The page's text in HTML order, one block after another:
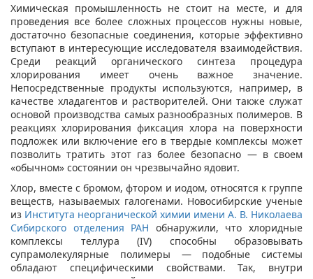
Химическая промышленность не стоит на месте, и для
проведения все более сложных процессов нужны новые,
достаточно безопасные соединения, которые эффективно
вступают в интересующие исследователя взаимодействия.
Среди реакций органического синтеза процедура
хлорирования имеет очень важное значение.
Непосредственные продукты используются, например, в
качестве хладагентов и растворителей. Они также служат
основой производства самых разнообразных полимеров. В
реакциях хлорирования фиксация хлора на поверхности
подложек или включение его в твердые комплексы может
позволить тратить этот газ более безопасно — в своем
«обычном» состоянии он чрезвычайно ядовит.
Хлор, вместе с бромом, фтором и иодом, относятся к группе
веществ, называемых галогенами. Новосибирские ученые
из Института неорганической химии имени А. В. Николаева
Сибирского отделения РАН обнаружили, что хлоридные
комплексы теллура (IV) способны образовывать
супрамолекулярные полимеры — подобные системы
обладают специфическими свойствами. Так, внутри